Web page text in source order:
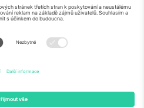
Podrobnosti najdete na konkrétní
aPodmínky.